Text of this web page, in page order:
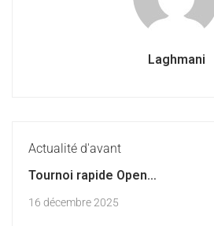
Laghmani
Actualité d'avant
Tournoi rapide Open
16 décembre 2025